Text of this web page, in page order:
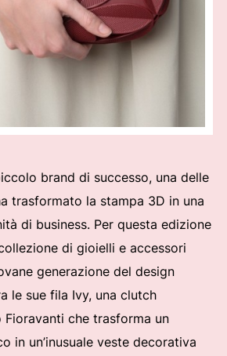
brand di successo, una delle
trasformato la stampa 3D in una
di business. Per questa edizione
di gioielli e accessori
generazione del design
le sue fila Ivy, una clutch
che trasforma un
in un’inusuale veste decorativa